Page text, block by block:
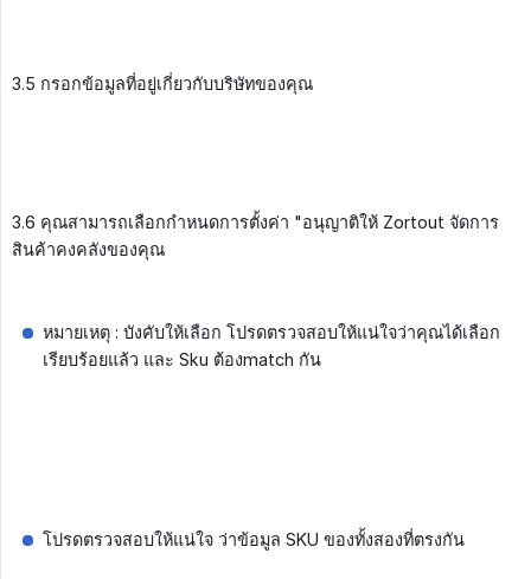
3.5 กรอกข้อมูลที่อยู่เกี่ยวกับบริษัทของคุณ
3.6 คุณสามารถเลือกกำหนดการตั้งค่า "อนุญาติให้ Zortout จัดการ
สินค้าคงคลังของคุณ
หมายเหตุ : บังคับให้เลือก โปรดตรวจสอบให้แน่ใจว่าคุณได้เลือก
เรียบร้อยแล้ว และ Sku ต้องmatch กัน
โปรดตรวจสอบให้แน่ใจ ว่าข้อมูล SKU ของทั้งสองที่ตรงกัน